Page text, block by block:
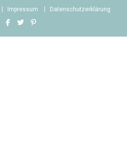
Impressum Datenschutzerklärung